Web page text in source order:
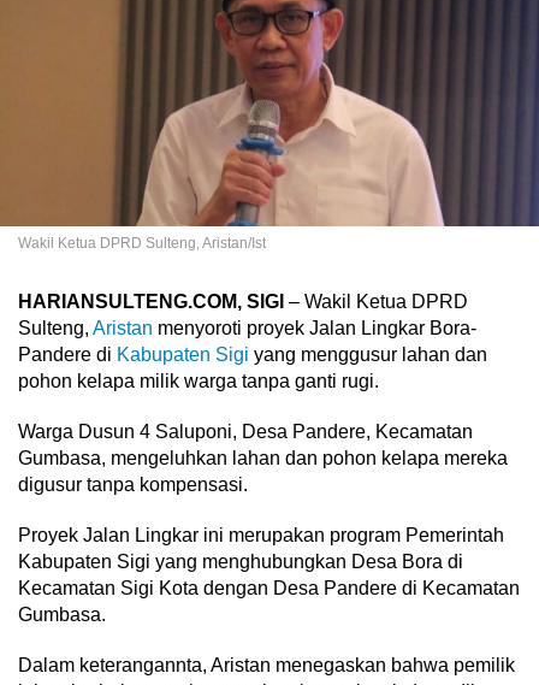
Wakil Ketua DPRD Sulteng, Aristan/Ist
HARIANSULTENG.COM, SIGI – Wakil Ketua DPRD
Sulteng, Aristan menyoroti proyek Jalan Lingkar Bora-
Pandere di Kabupaten Sigi yang menggusur lahan dan
pohon kelapa milik warga tanpa ganti rugi.
Warga Dusun 4 Saluponi, Desa Pandere, Kecamatan
Gumbasa, mengeluhkan lahan dan pohon kelapa mereka
digusur tanpa kompensasi.
Proyek Jalan Lingkar ini merupakan program Pemerintah
Kabupaten Sigi yang menghubungkan Desa Bora di
Kecamatan Sigi Kota dengan Desa Pandere di Kecamatan
Gumbasa.
Dalam keterangannta, Aristan menegaskan bahwa pemilik